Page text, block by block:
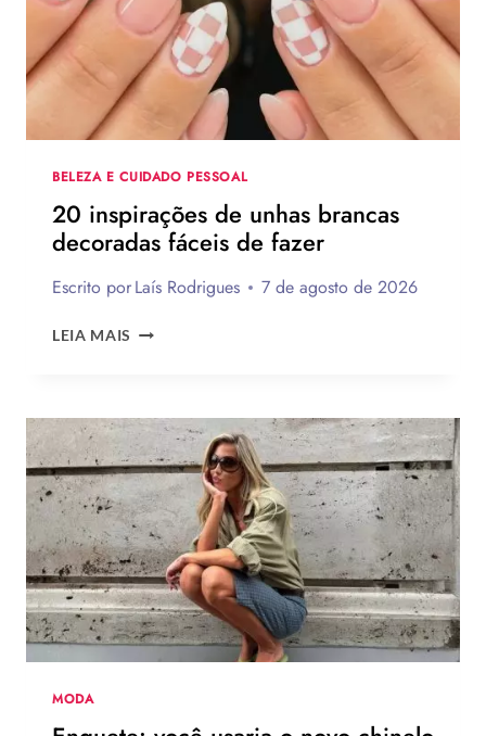
PRESENTES
CRIATIVOS
COM
PASSO
A
BELEZA E CUIDADO PESSOAL
20 inspirações de unhas brancas
decoradas fáceis de fazer
Escrito porLaís Rodrigues 7 de agosto de 2026
LEIA MAIS
BRANCAS
DECORADAS
FÁCEIS
DE
FAZER
MODA